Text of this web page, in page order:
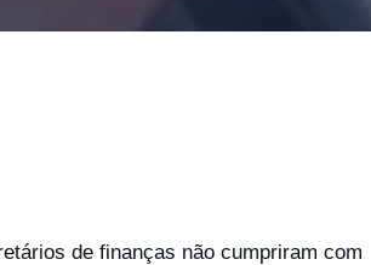
de finanças não cumpriram com